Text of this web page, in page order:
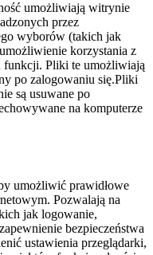
umożliwiają witrynie
przez
wyborów (takich jak
korzystania z
funkcji. Pliki te umożliwiają
po zalogowaniu się.Pliki
są usuwane po
na komputerze
umożliwić prawidłowe
Pozwalają na
jak logowanie,
bezpieczeństwa
ustawienia przeglądarki,